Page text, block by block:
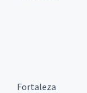
Fortaleza